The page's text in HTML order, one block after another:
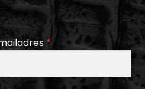
*Vereist